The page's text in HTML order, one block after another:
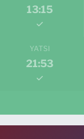
13:15
YATSI
21:53